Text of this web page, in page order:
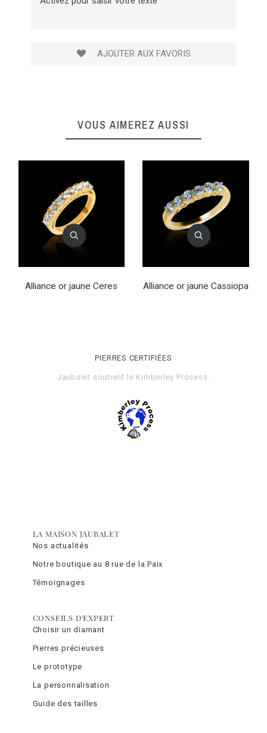
AJOUTER AUX FAVORIS
VOUS AIMEREZ AUSSI
Alliance or jaune Ceres Alliance or jaune Cassiopa
PIERRES CERTIFIÉES
Jaubalet soutient le Kimberley Process.
LA MAISON JAUBALET
Nos actualités
Notre boutique au 8 rue de la Paix
Témoignages
CONSEILS D'EXPERT
Choisir un diamant
Pierres précieuses
Le prototype
La personnalisation
Guide des tailles